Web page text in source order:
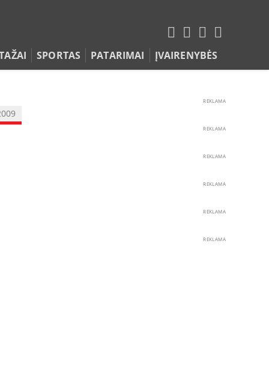
SPORTAS PATARIMAI ĮVAIRENYBĖS
REKLAMA
REKLAMA
REKLAMA
REKLAMA
REKLAMA
REKLAMA